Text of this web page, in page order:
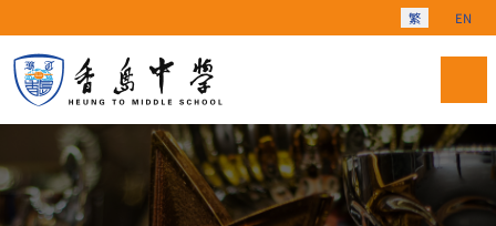
選擇你的語言
繁 EN